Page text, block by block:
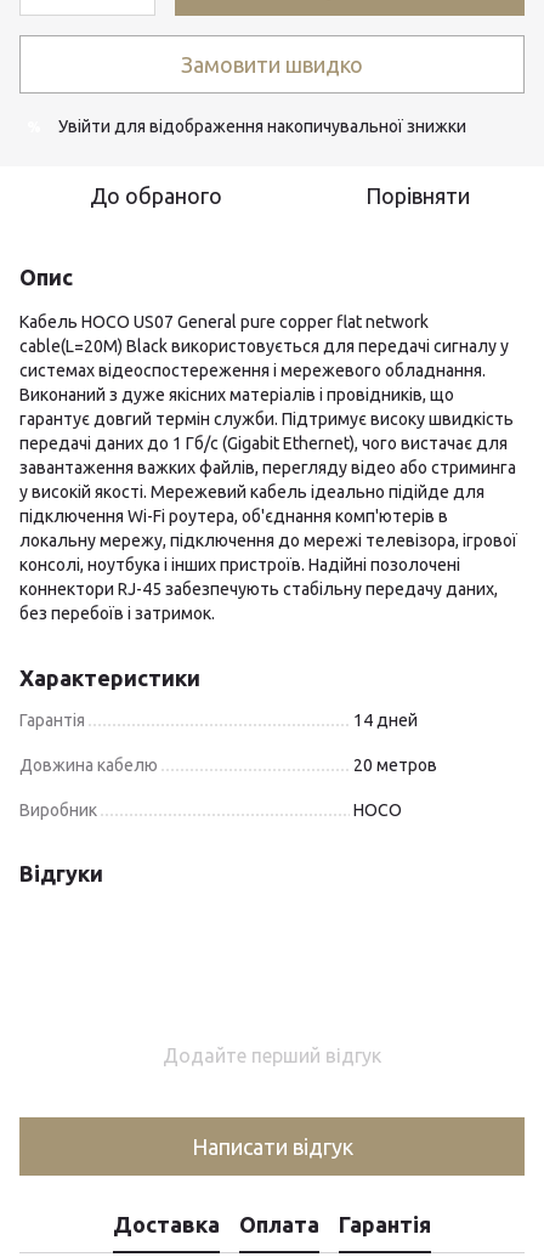
Замовити швидко
Увійти для відображення накопичувальної знижки
До обраного Порівняти
Опис
Кабель HOCO US07 General pure copper flat network
cable(L=20M) Black використовується для передачі сигналу у
системах відеоспостереження і мережевого обладнання.
Виконаний з дуже якісних матеріалів і провідників, що
гарантує довгий термін служби. Підтримує високу швидкість
передачі даних до 1 Гб/c (Gigabit Ethernet), чого вистачає для
завантаження важких файлів, перегляду відео або стриминга
у високій якості. Мережевий кабель ідеально підійде для
підключення Wi-Fi роутера, об'єднання комп'ютерів в
локальну мережу, підключення до мережі телевізора, ігрової
консолі, ноутбука і інших пристроїв. Надійні позолочені
коннектори RJ-45 забезпечують стабільну передачу даних,
без перебоїв і затримок.
Характеристики
Гарантія 14 дней
Довжина кабелю 20 метров
Виробник HOCO
Відгуки
Додайте перший відгук
Написати відгук
Доставка Оплата Гарантія